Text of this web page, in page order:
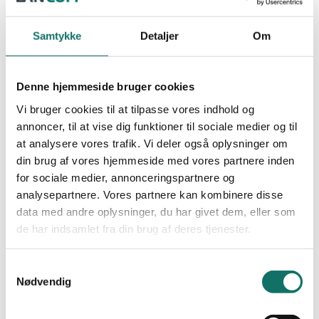
Samtykke Detaljer Om
Denne hjemmeside bruger cookies
Vi bruger cookies til at tilpasse vores indhold og
annoncer, til at vise dig funktioner til sociale medier og til
at analysere vores trafik. Vi deler også oplysninger om
din brug af vores hjemmeside med vores partnere inden
for sociale medier, annonceringspartnere og
analysepartnere. Vores partnere kan kombinere disse
data med andre oplysninger, du har givet dem, eller som
de har indsamlet fra din brug af deres tjenester.
Nødvendig
Favoritter
Bliv kunde
0,00kr. 0
ROUTER
NEXCONEC
WIFI
Undervisning
GIGA-LAN
LAN-SWITCH
LAN-RACK
POWER-LAN
Dokumentation
Cases
Viden og nyheder
Academy
Kursus og uddannelse
Certificering og garanti
Praktik og krav
Kontakt
0,00kr. 0
Min Konto